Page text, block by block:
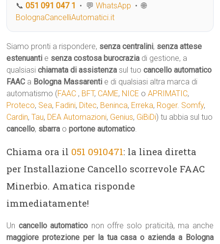
📞051 091 047 1 • 💬WhatsApp • 🌐
BolognaCancelliAutomatici.it
Siamo pronti a rispondere, senza centralini, senza attese
estenuanti e senza costosa burocrazia di gestione, a
qualsiasichiamata di assistenza sul tuocancello automatico
FAAC a Bologna Massarenti e di qualsiasi altra marca di
automatismo (FAAC , BFT, CAME, NICE oAPRIMATIC,
Proteco, Sea, Fadini, Ditec, Beninca, Erreka, Roger. Somfy,
Cardin,Tau, DEA Automazioni, Genius, GiBiDi) tu abbia sul tuo
cancello, sbarra oportone automatico.
Chiama ora il 051 0910471: la linea diretta
per Installazione Cancello scorrevole FAAC
Minerbio. Amatica risponde
immediatamente!
Un cancello automatico non offre solo praticità, ma anche
maggiore protezione per la tua casa o azienda a Bologna